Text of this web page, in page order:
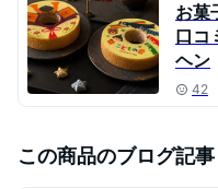
お菓
口コ
ヘン
42
この商品のブログ記事